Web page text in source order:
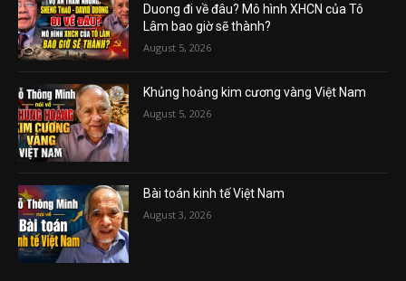
Duong đi về đâu? Mô hình XHCN của Tô
Lâm bao giờ sẽ thành?
August 5, 2026
Khủng hoảng kim cương vàng Việt Nam
August 5, 2026
Bài toán kinh tế Việt Nam
August 3, 2026